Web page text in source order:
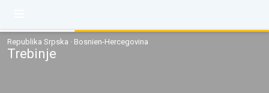
Republika Srpska · Bosnien-Hercegovina
Trebinje